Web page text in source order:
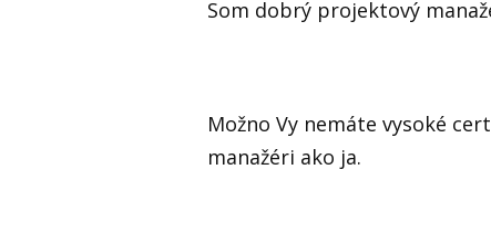
Som dobrý projektový
Možno Vy nemáte vysoké
manažéri ako ja.